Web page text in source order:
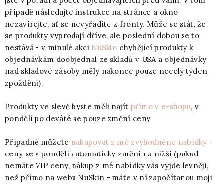
případě následujte instrukce na stránce a okno
nezavírejte, ať se nevyřadíte z fronty. Může se stát, že
se produkty vyprodají dříve, ale poslední dobou se to
nestává - v minulé akci NuSkin chybějící produkty k
objednávkám doobjednal ze skladů v USA a objednávky
nad skladové zásoby měly nakonec pouze necelý týden
zpoždění).
Produkty ve slevě byste měli najít přímo v e-shopu, v
pondělí po deváté se pouze změní ceny
Případně můžete nakupovat z mé zvýhodněné nabídky -
ceny se v pondělí automaticky změní na nižší (pokud
nemáte VIP ceny, nákup z mé nabídky vás vyjde levněji,
než přímo na webu NuSkin - máte v ní započítanou moji